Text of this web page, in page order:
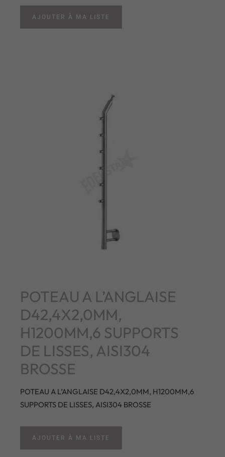
AJOUTER À MA LISTE
POTEAU A L’ANGLAISE
D42,4X2,0MM,
H1200MM,6 SUPPORTS
DE LISSES, AISI304
BROSSE
POTEAU A L’ANGLAISE D42,4X2,0MM, H1200MM,6
SUPPORTS DE LISSES, AISI304 BROSSE
AJOUTER À MA LISTE